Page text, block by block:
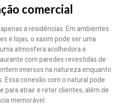
comercial
a residências. Em ambientes
e lojas, o xaxim pode ser uma
atmosfera acolhedora e
com paredes revestidas de
imersos na natureza enquanto
conexão com o natural pode
atrair e reter clientes, além de
memorável.